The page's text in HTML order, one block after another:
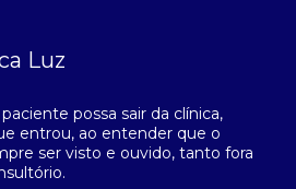
Luz
possa sair da clínica,
entrou, ao entender que o
ser visto e ouvido, tanto fora